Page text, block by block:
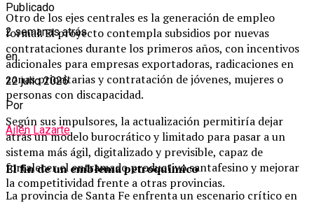
Otro de los ejes centrales es la generación de empleo
formal. El proyecto contempla subsidios por nuevas
contrataciones durante los primeros años, con incentivos
adicionales para empresas exportadoras, radicaciones en
zonas prioritarias y contratación de jóvenes, mujeres o
personas con discapacidad.
Según sus impulsores, la actualización permitiría dejar
atrás un modelo burocrático y limitado para pasar a un
sistema más ágil, digitalizado y previsible, capaz de
fortalecer el entramado productivo santafesino y mejorar
la competitividad frente a otras provincias.
Publicado
2 semanas atrás
en
22 julio 2026
Por
Ailén Lazarte
El fin de un emblema petroquímico
La provincia de Santa Fe enfrenta un escenario crítico en